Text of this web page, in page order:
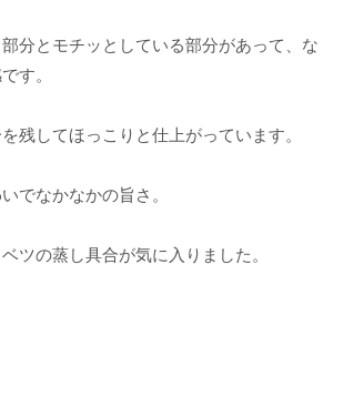
分とモチッとしている部分があって、な
す。
残してほっこりと仕上がっています。
でなかなかの旨さ。
ツの蒸し具合が気に入りました。